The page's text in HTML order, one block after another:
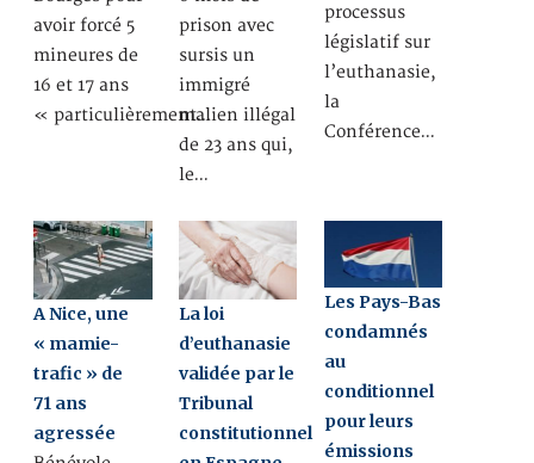
avoir forcé 5
mineures de
16 et 17 ans
« particulièrement…
prison avec
sursis un
immigré
malien illégal
de 23 ans qui,
le…
processus
législatif sur
l’euthanasie,
la
Conférence…
A Nice, une
« mamie-
trafic » de
71 ans
agressée
La loi
d’euthanasie
validée par le
Tribunal
constitutionnel
Les Pays-Bas
condamnés
au
conditionnel
pour leurs
émissions